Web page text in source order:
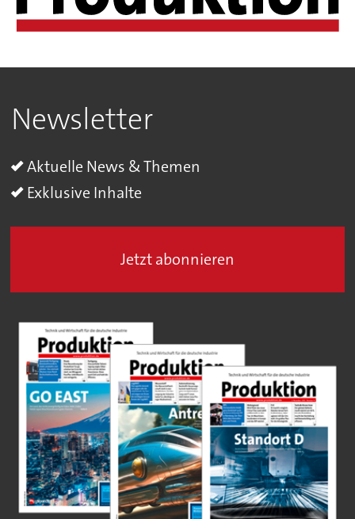
Newsletter
Aktuelle News & Themen
Exklusive Inhalte
Jetzt abonnieren